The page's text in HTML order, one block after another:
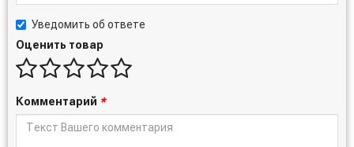
Уведомить об ответе
Оценить товар
Комментарий *